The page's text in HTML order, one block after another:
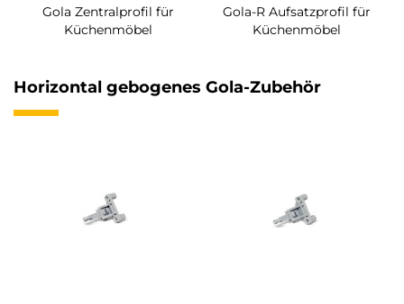
Gola Zentralprofil für
Küchenmöbel
Gola-R Aufsatzprofil für
Küchenmöbel
Horizontal gebogenes Gola-Zubehör